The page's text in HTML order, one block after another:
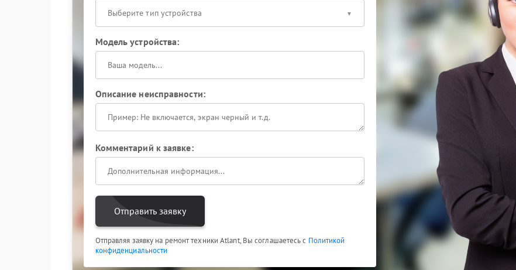
Выберите тип устройства
Модель устройства:
Описание неисправности:
Комментарий к заявке:
Отправить заявку
Отправляя заявку на ремонт техники Atlant, Вы соглашаетесь с Политикой
конфиденциальности